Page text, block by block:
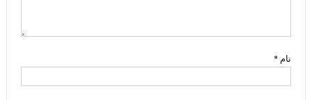
نام*